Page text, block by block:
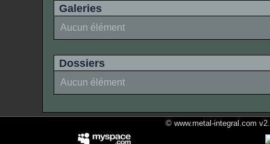
Galeries
Aucun élément
Dossiers
Aucun élément
© www.metal-integral.com